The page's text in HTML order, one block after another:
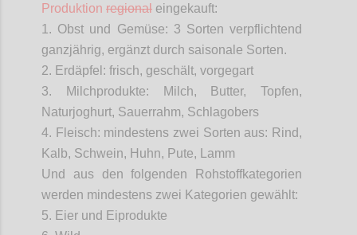
Produktion regional eingekauft:
1. Obst und Gemüse: 3 Sorten verpflichtend
ganzjährig, ergänzt durch saisonale Sorten.
2. Erdäpfel: frisch, geschält, vorgegart
3. Milchprodukte: Milch, Butter, Topfen,
Naturjoghurt, Sauerrahm, Schlagobers
4. Fleisch: mindestens zwei Sorten aus: Rind,
Kalb, Schwein, Huhn, Pute, Lamm
Und aus den folgenden Rohstoffkategorien
werden mindestens zwei Kategorien gewählt:
5. Eier und Eiprodukte